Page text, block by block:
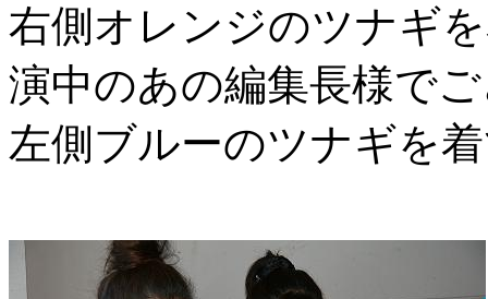
右側オレンジのツナギ
演中のあの編集長様で
左側ブルーのツナギを